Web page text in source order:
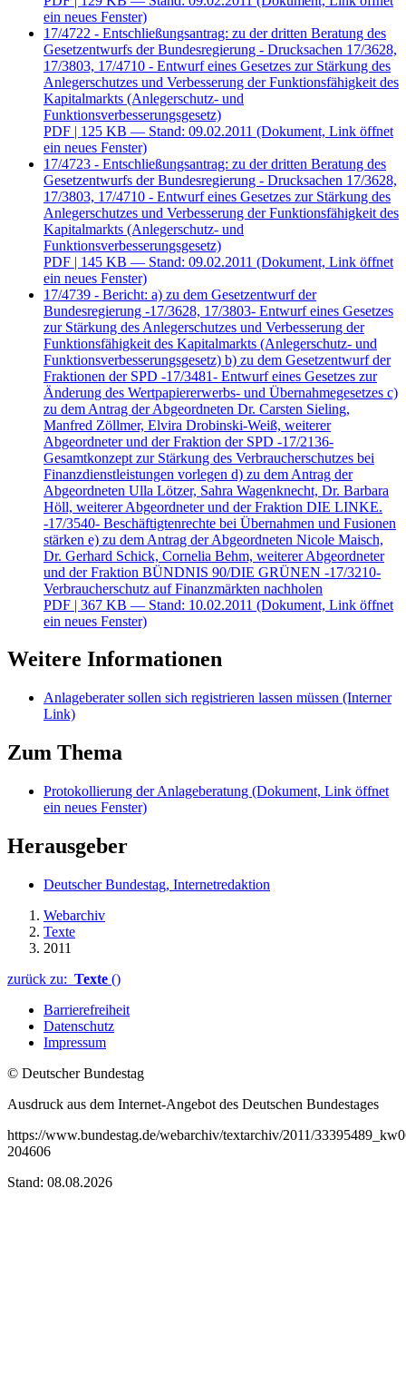
ein neues Fenster)
17/4722 - Entschließungsantrag: zu der dritten Beratung des
Gesetzentwurfs der Bundesregierung - Drucksachen 17/3628,
17/3803, 17/4710 - Entwurf eines Gesetzes zur Stärkung des
Anlegerschutzes und Verbesserung der Funktionsfähigkeit des
Kapitalmarkts (Anlegerschutz- und
Funktionsverbesserungsgesetz)
PDF | 125 KB — Stand: 09.02.2011 (Dokument, Link öffnet
ein neues Fenster)
17/4723 - Entschließungsantrag: zu der dritten Beratung des
Gesetzentwurfs der Bundesregierung - Drucksachen 17/3628,
17/3803, 17/4710 - Entwurf eines Gesetzes zur Stärkung des
Anlegerschutzes und Verbesserung der Funktionsfähigkeit des
Kapitalmarkts (Anlegerschutz- und
Funktionsverbesserungsgesetz)
PDF | 145 KB — Stand: 09.02.2011 (Dokument, Link öffnet
ein neues Fenster)
17/4739 - Bericht: a) zu dem Gesetzentwurf der
Bundesregierung -17/3628, 17/3803- Entwurf eines Gesetzes
zur Stärkung des Anlegerschutzes und Verbesserung der
Funktionsfähigkeit des Kapitalmarkts (Anlegerschutz- und
Funktionsverbesserungsgesetz) b) zu dem Gesetzentwurf der
Fraktionen der SPD -17/3481- Entwurf eines Gesetzes zur
Änderung des Wertpapiererwerbs- und Übernahmegesetzes c)
zu dem Antrag der Abgeordneten Dr. Carsten Sieling,
Manfred Zöllmer, Elvira Drobinski-Weiß, weiterer
Abgeordneter und der Fraktion der SPD -17/2136-
Gesamtkonzept zur Stärkung des Verbraucherschutzes bei
Finanzdienstleistungen vorlegen d) zu dem Antrag der
Abgeordneten Ulla Lötzer, Sahra Wagenknecht, Dr. Barbara
Höll, weiterer Abgeordneter und der Fraktion DIE LINKE.
-17/3540- Beschäftigtenrechte bei Übernahmen und Fusionen
stärken e) zu dem Antrag der Abgeordneten Nicole Maisch,
Dr. Gerhard Schick, Cornelia Behm, weiterer Abgeordneter
und der Fraktion BÜNDNIS 90/DIE GRÜNEN -17/3210-
Verbraucherschutz auf Finanzmärkten nachholen
PDF | 367 KB — Stand: 10.02.2011 (Dokument, Link öffnet
ein neues Fenster)
Weitere Informationen
Anlageberater sollen sich registrieren lassen müssen (Interner
Link)
Zum Thema
Protokollierung der Anlageberatung (Dokument, Link öffnet
ein neues Fenster)
Herausgeber
Deutscher Bundestag, Internetredaktion
Webarchiv
Texte
2011
zurück zu: Texte ()
Barrierefreiheit
Datenschutz
Impressum
© Deutscher Bundestag
Ausdruck aus dem Internet-Angebot des Deutschen Bundestages
https://www.bundestag.de/webarchiv/textarchiv/2011/
204606
Stand: 08.08.2026